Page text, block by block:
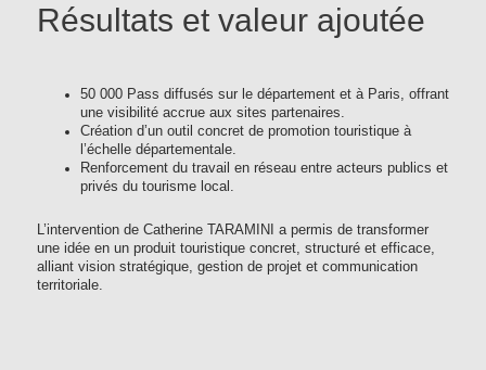
Résultats et valeur ajoutée
50 000 Pass diffusés sur le département et à Paris, offrant
une visibilité accrue aux sites partenaires.
Création d’un outil concret de promotion touristique à
l’échelle départementale.
Renforcement du travail en réseau entre acteurs publics et
privés du tourisme local.
L’intervention de Catherine TARAMINI a permis de transformer
une idée en un produit touristique concret, structuré et efficace,
alliant vision stratégique, gestion de projet et communication
territoriale.